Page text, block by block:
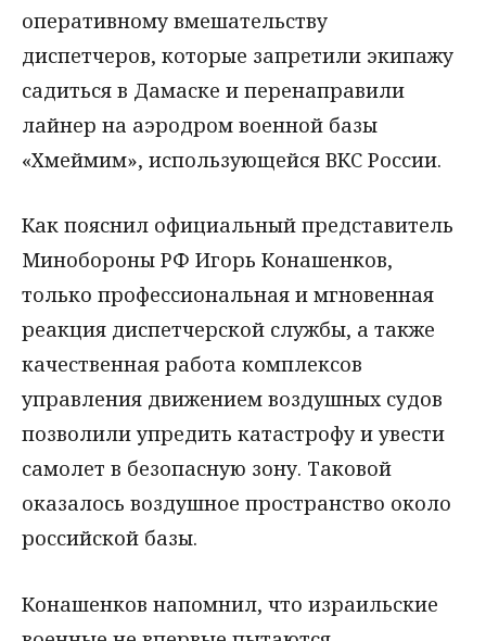
оперативному вмешательству
диспетчеров, которые запретили экипажу
садиться в Дамаске и перенаправили
лайнер на аэродром военной базы
«Хмеймим», использующейся ВКС России.
Как пояснил официальный представитель
Минобороны РФ Игорь Конашенков,
только профессиональная и мгновенная
реакция диспетчерской службы, а также
качественная работа комплексов
управления движением воздушных судов
позволили упредить катастрофу и увести
самолет в безопасную зону. Таковой
оказалось воздушное пространство около
российской базы.
Конашенков напомнил, что израильские